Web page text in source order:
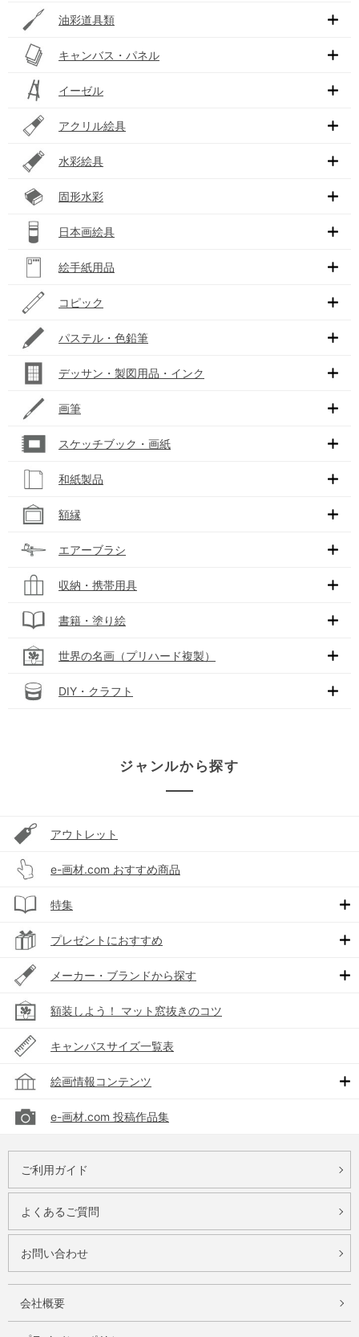
油彩道具類
キャンバス・パネル
イーゼル
アクリル絵具
水彩絵具
固形水彩
日本画絵具
絵手紙用品
コピック
パステル・色鉛筆
デッサン・製図用品・インク
画筆
スケッチブック・画紙
和紙製品
額縁
エアーブラシ
収納・携帯用具
書籍・塗り絵
世界の名画（プリハード複製）
DIY・クラフト
ジャンルから探す
アウトレット
e-画材.com おすすめ商品
特集
プレゼントにおすすめ
メーカー・ブランドから探す
額装しよう！ マット窓抜きのコツ
キャンバスサイズ一覧表
絵画情報コンテンツ
e-画材.com 投稿作品集
ご利用ガイド
よくあるご質問
お問い合わせ
会社概要